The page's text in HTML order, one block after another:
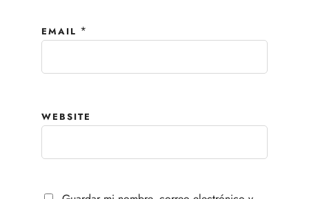
EMAIL *
WEBSITE